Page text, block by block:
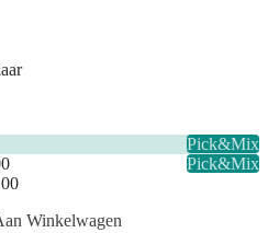
Pick&Mix
Pick&Mix
Winkelwagen